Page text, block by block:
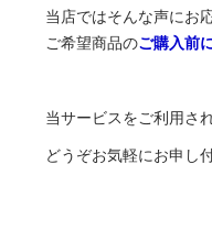
当店ではそんな声にお
ご希望商品のご購入前に
当サービスをご利用さ
どうぞお気軽にお申し